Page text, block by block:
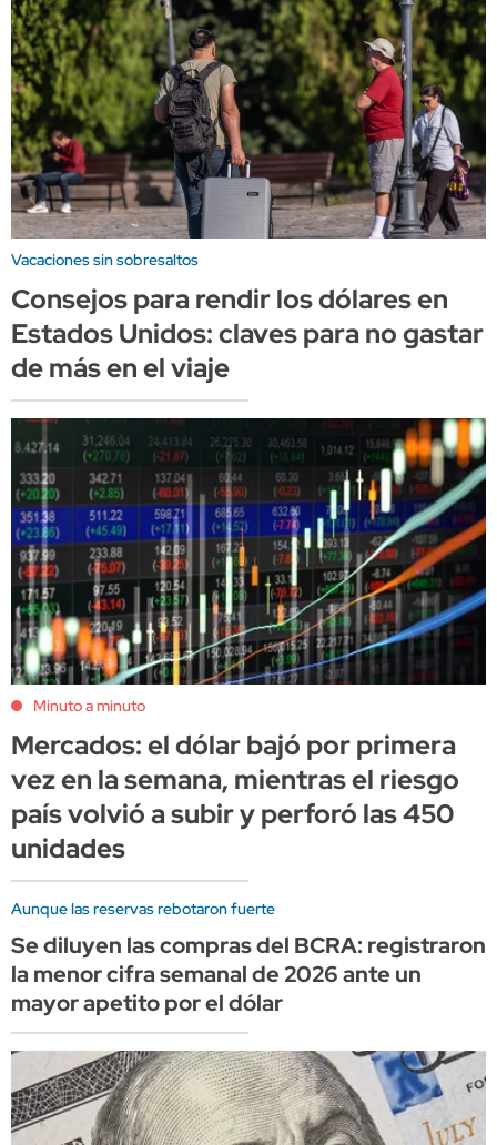
Vacaciones sin sobresaltos
Consejos para rendir los dólares en
Estados Unidos: claves para no gastar
de más en el viaje
Minuto a minuto
Mercados: el dólar bajó por primera
vez en la semana, mientras el riesgo
país volvió a subir y perforó las 450
unidades
Aunque las reservas rebotaron fuerte
Se diluyen las compras del BCRA: registraron
la menor cifra semanal de 2026 ante un
mayor apetito por el dólar